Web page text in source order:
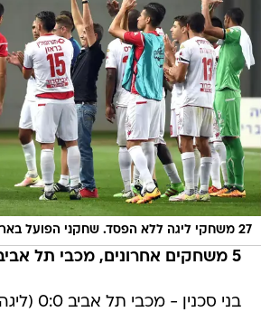
27 משחקי ליגה ללא הפסד. שחקני הפועל באר שבע
5 משחקים אחרונים, מכבי תל אביב
בני סכנין - מכבי תל אביב 0:0 (ליגה)